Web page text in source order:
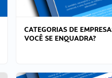
CATEGORIAS DE
VOCÊ SE ENQUADRA?